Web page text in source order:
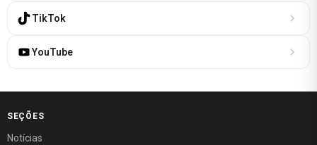
TikTok
YouTube
SEÇÕES
Notícias